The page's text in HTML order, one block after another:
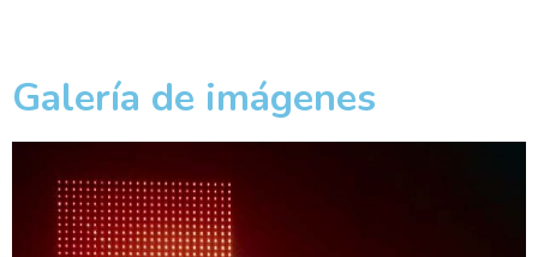
Galería de imágenes